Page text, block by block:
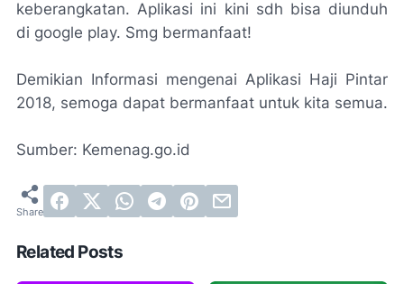
keberangkatan. Aplikasi ini kini sdh bisa diunduh
di google play. Smg bermanfaat!
Demikian Informasi mengenai Aplikasi Haji Pintar
2018, semoga dapat bermanfaat untuk kita semua.
Sumber: Kemenag.go.id
Related Posts